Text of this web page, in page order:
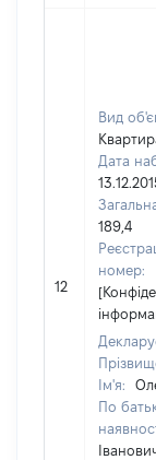
12
Вид
Дата
189,4
номер:
Ім'я:
По